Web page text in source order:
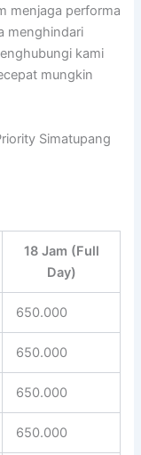
menjaga performa
menghindari
kami
mungkin
Simatupang
18 Jam (Full
Day)
650.000
650.000
650.000
650.000